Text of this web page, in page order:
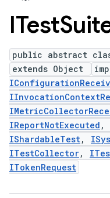
ITest
public abstract
extends Object
IReportNotExecuted ,
IShardableTest,
ITestCollector,
ITokenRequest